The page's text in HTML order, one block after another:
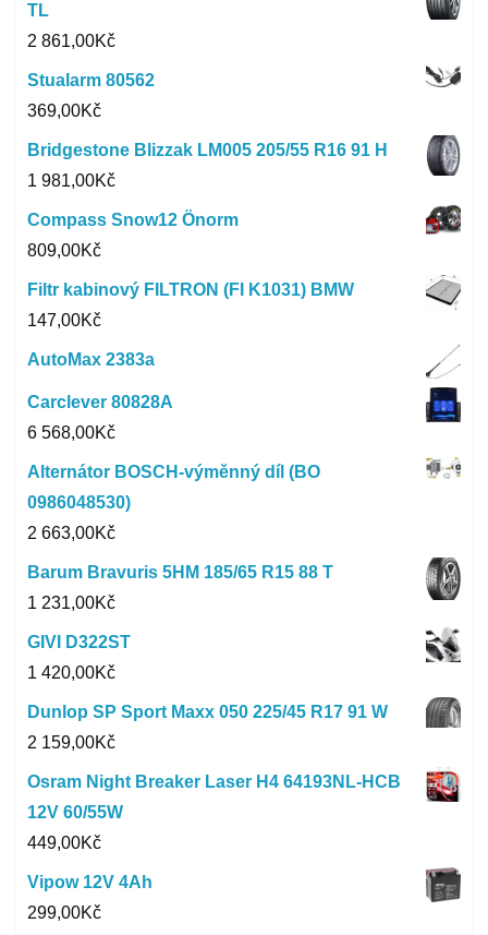
TL
2 861,00Kč
Stualarm 80562
369,00Kč
Bridgestone Blizzak LM005 205/55 R16 91 H
1 981,00Kč
Compass Snow12 Önorm
809,00Kč
Filtr kabinový FILTRON (FI K1031) BMW
147,00Kč
AutoMax 2383a
Carclever 80828A
6 568,00Kč
Alternátor BOSCH-výměnný díl (BO
0986048530)
2 663,00Kč
Barum Bravuris 5HM 185/65 R15 88 T
1 231,00Kč
GIVI D322ST
1 420,00Kč
Dunlop SP Sport Maxx 050 225/45 R17 91 W
2 159,00Kč
Osram Night Breaker Laser H4 64193NL-HCB
12V 60/55W
449,00Kč
Vipow 12V 4Ah
299,00Kč